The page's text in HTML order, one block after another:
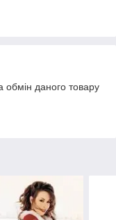
даного товару